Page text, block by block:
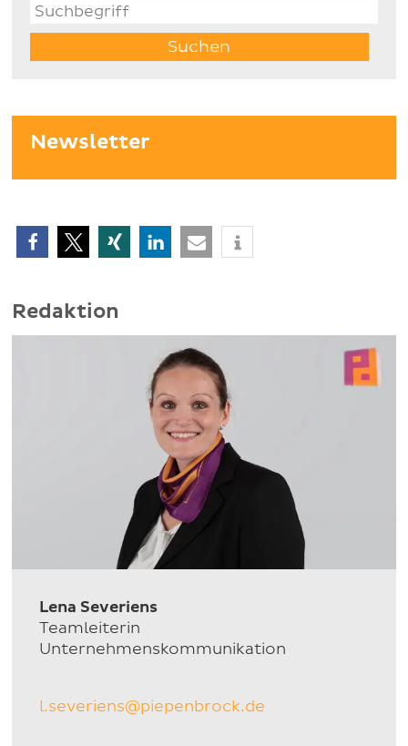
Newsletter
Redaktion
Lena Severiens
Teamleiterin
Unternehmenskommunikation
l.severiens@piepenbrock.de